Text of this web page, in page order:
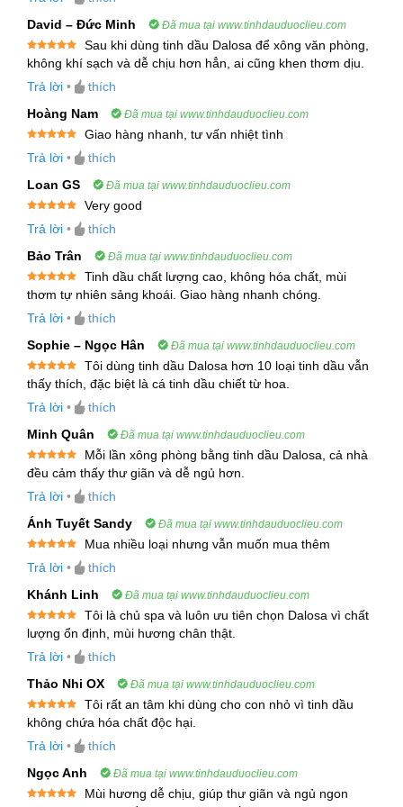
Anh trong bài viết dưới đây.
1. Thông Tin Thực Vật
Tên tiếng Anh: Goldenrod Essential Oil
Tên thực vật
Asteraceae)
Bộ phận chiết xuất
Mô tả thực vật: Cúc Hoàng Anh là một loài cây
có chiều cao từ 2 đến 3 tấc với lá mọc xen kẽ
và những bông hoa vàng rực rỡ. Hoa của cây
được chiết xuất tinh dầu thông qua phương
pháp chưng cất hơi nước. Tinh Dầu Cúc
Hoàng Anh có tác dụng chữa bệnh, đặc biệt
trong điều trị viêm nhiễm và các vấn đề về tiết
niệu, làm đẹp và chăm sóc sức khỏe.
2. Thông Tin Kỹ Thuật và Cung Ứng
2.1 Tiêu Chuẩn Kỹ Thuật
Hình thức: Chất lỏng
Màu sắc
Mùi vị
Tỷ trọng và chỉ số khúc xạ
tiêu chuẩn từ nhà cung cấp
Thành phần hóa học chính:
Tinh Dầu Cúc Hoàng Anh chứa nhiều
monoterpenes và sesquiterpenes, đặc biệt là
Germacrene D, alpha-Pinene, Myrcene, và
Limonene. Các thành phần này giúp tăng cường
David – Đức Minh
Đã mua tại www.tinhdauduoclieu.com
Được xếp
hạng55
Sau khi dùng tinh dầu Dalosa để xông văn phòng,
không khí sạch và dễ chịu hơn hẳn, ai cũng khen thơm dịu.
Trả lời •
thích
Hoàng Nam
Đã mua tại www.tinhdauduoclieu.com
hạng55
Giao hàng nhanh, tư vấn nhiệt tình
Trả lời •
thích
Loan GS
Đã mua tại www.tinhdauduoclieu.com
hạng55
Very good
Trả lời •
thích
Bảo Trân
Đã mua tại www.tinhdauduoclieu.com
Được xếp
hạng5 5
Tinh dầu chất lượng cao, không hóa chất, mùi
thơm tự nhiên sảng khoái. Giao hàng nhanh chóng.
Trả lời •
thích
Sophie – Ngọc Hân
Đã mua tại www.tinhdauduoclieu.com
Được xếp
hạng 55
Tôi dùng tinh dầu Dalosa hơn 10 loại tinh dầu vẫn
thấy thích, đặc biệt là cá tinh dầu chiết từ hoa.
Trả lời •
thích
Minh Quân
Đã mua tại www.tinhdauduoclieu.com
Được xếp
hạng55
Mỗi lần xông phòng bằng tinh dầu Dalosa, cả nhà
đều cảm thấy thư giãn và dễ ngủ hơn.
Trả lời •
thích
Ánh Tuyết Sandy
Đã mua tại www.tinhdauduoclieu.com
hạng55
Mua nhiều loại nhưng vẫn muốn mua thêm
Trả lời •
thích
Khánh Linh
Đã mua tại www.tinhdauduoclieu.com
Được xếp
hạng55
Tôi là chủ spa và luôn ưu tiên chọn Dalosa vì chất
lượng ổn định, mùi hương chân thật.
Trả lời •
thích
Thảo Nhi OX
Đã mua tại www.tinhdauduoclieu.com
Được xếp
hạng55
Tôi rất an tâm khi dùng cho con nhỏ vì tinh dầu
không chứa hóa chất độc hại.
Trả lời •
thích
Ngọc Anh
Đã mua tại www.tinhdauduoclieu.com
Mùi hương dễ chịu, giúp thư giãn và ngủ ngon